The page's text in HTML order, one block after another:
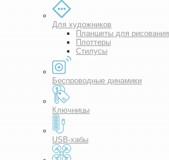
Для художников
Планшеты для рисования
Плоттеры
Стилусы
Беспроводные динамики
Ключницы
USB-хабы